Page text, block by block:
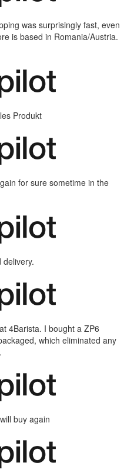
was surprisingly fast, even
is based in Romania/Austria.
Produkt
for sure sometime in the
4Barista. I bought a ZP6
which eliminated any
buy again